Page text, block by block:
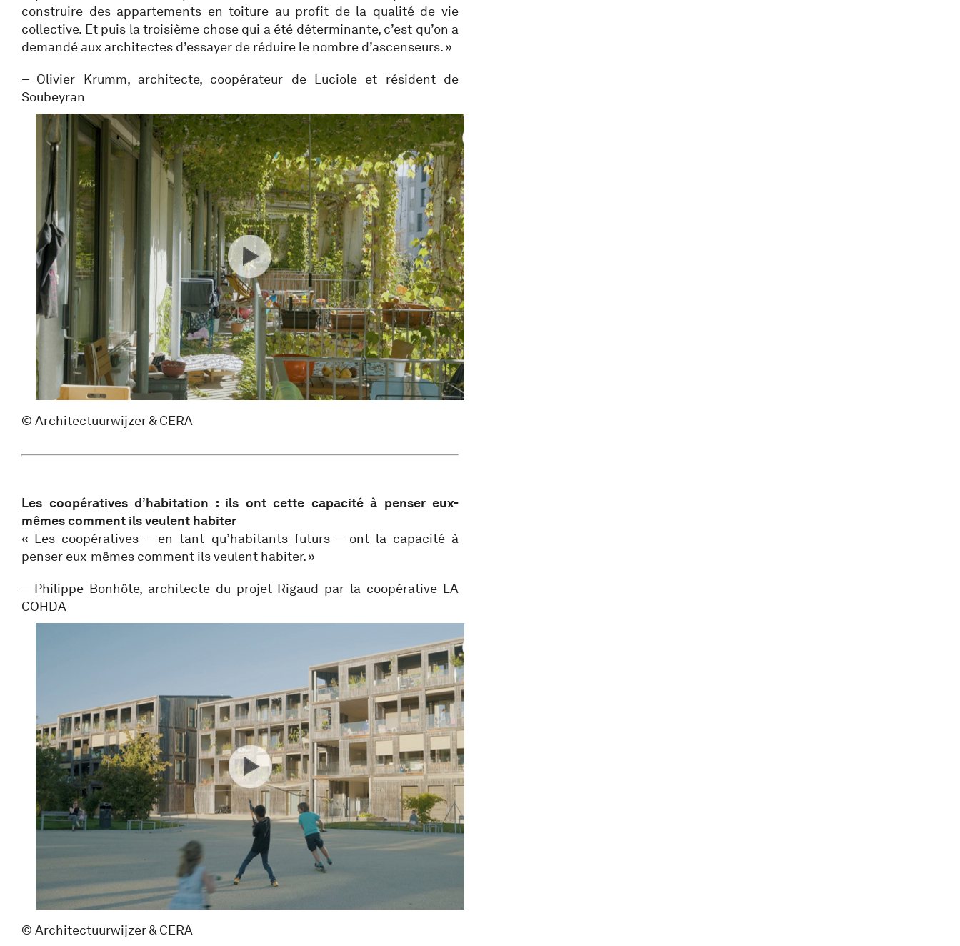
construire des appartements en toiture au profit de la qualité de vie
collective. Et puis la troisième chose qui a été déterminante, c’est qu’on a
demandé aux architectes d’essayer de réduire le nombre d’ascenseurs. »
– Olivier Krumm, architecte, coopérateur de Luciole et résident de
Soubeyran
© Architectuurwijzer & CERA
Les coopératives d’habitation : ils ont cette capacité à penser eux-
mêmes comment ils veulent habiter
« Les coopératives – en tant qu’habitants futurs – ont la capacité à
penser eux-mêmes comment ils veulent habiter. »
– Philippe Bonhôte, architecte du projet Rigaud par la coopérative LA
COHDA
© Architectuurwijzer & CERA